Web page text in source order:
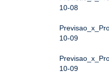
10-08
10-09
10-09